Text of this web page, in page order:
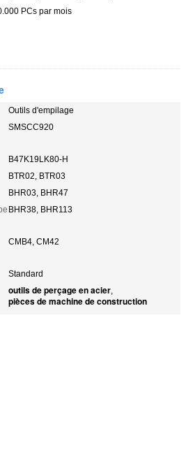
PCs par mois
Outils d'empilage
SMSCC920
B47K19LK80-H
BTR02, BTR03
BHR03, BHR47
BHR38, BHR113
CMB4, CM42
Standard
outils de perçage en acier,
pièces de machine de construction